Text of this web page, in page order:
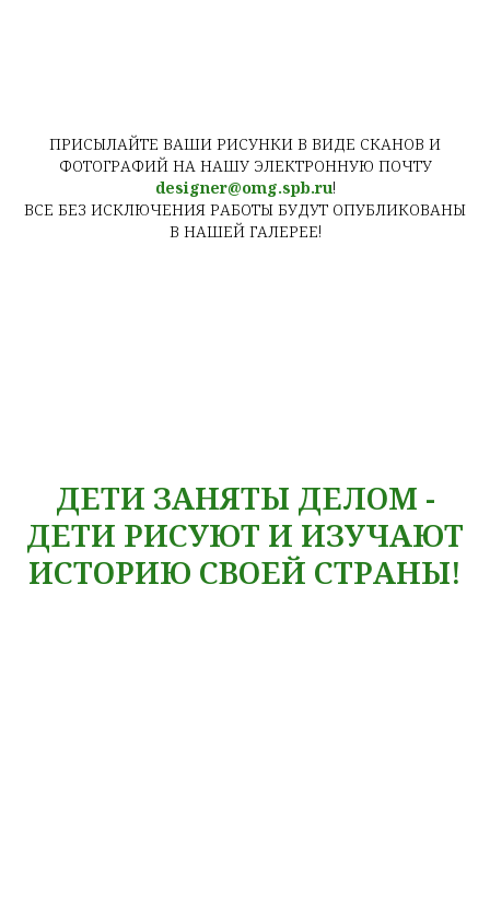
ПРИСЫЛАЙТЕ ВАШИ РИСУНКИ В ВИДЕ СКАНОВ И
ФОТОГРАФИЙ НА НАШУ ЭЛЕКТРОННУЮ ПОЧТУ
designer@omg.spb.ru!
ВСЕ БЕЗ ИСКЛЮЧЕНИЯ РАБОТЫ БУДУТ ОПУБЛИКОВАНЫ
В НАШЕЙ ГАЛЕРЕЕ!
ДЕТИ ЗАНЯТЫ ДЕЛОМ -
ДЕТИ РИСУЮТ И ИЗУЧАЮТ
ИСТОРИЮ СВОЕЙ СТРАНЫ!